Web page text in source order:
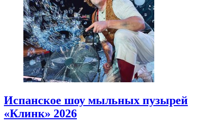
Испанское шоу мыльных пузырей
«Клинк» 2026